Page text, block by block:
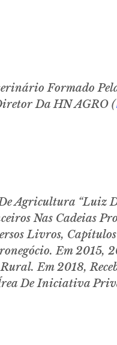
Formado
Da HN AGRO (
Agricultura “Luiz
Nas Cadeias
Livros,
Em 2015,
Em 2018,
De Iniciativa